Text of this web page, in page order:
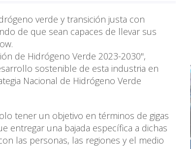
verde y transición justa con
de que sean capaces de llevar sus
de Hidrógeno Verde 2023-2030",
sostenible de esta industria en
Nacional de Hidrógeno Verde
tener un objetivo en términos de gigas
entregar una bajada específica a dichas
las personas, las regiones y el medio